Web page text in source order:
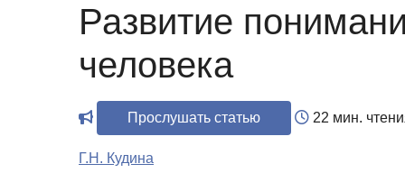
Развитие
человека
Прослушать статью 22 мин.
Г.Н. Кудина